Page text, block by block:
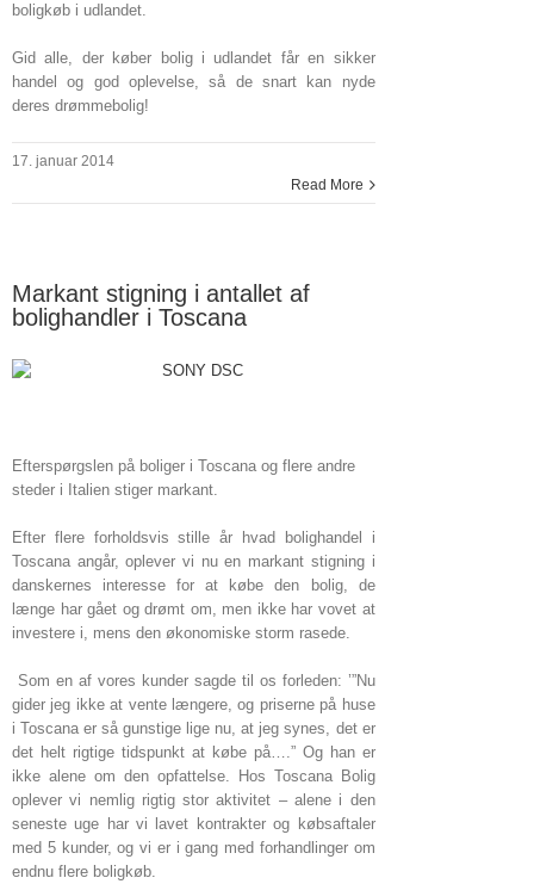
boligkøb i udlandet.
Gid alle, der køber bolig i udlandet får en sikker
handel og god oplevelse, så de snart kan nyde
deres drømmebolig!
17. januar 2014
Read More
Markant stigning i antallet af
bolighandler i Toscana
Efterspørgslen på boliger i Toscana og flere andre
steder i Italien stiger markant.
Efter flere forholdsvis stille år hvad bolighandel i
Toscana angår, oplever vi nu en markant stigning i
danskernes interesse for at købe den bolig, de
længe har gået og drømt om, men ikke har vovet at
investere i, mens den økonomiske storm rasede.
Som en af vores kunder sagde til os forleden: ’”Nu
gider jeg ikke at vente længere, og priserne på huse
i Toscana er så gunstige lige nu, at jeg synes, det er
det helt rigtige tidspunkt at købe på….” Og han er
ikke alene om den opfattelse. Hos Toscana Bolig
oplever vi nemlig rigtig stor aktivitet – alene i den
seneste uge har vi lavet kontrakter og købsaftaler
med 5 kunder, og vi er i gang med forhandlinger om
endnu flere boligkøb.